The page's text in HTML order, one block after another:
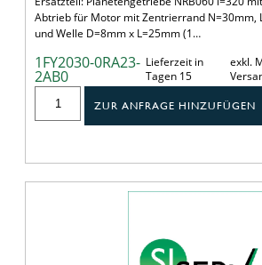
Abtrieb für Motor mit Zentrierrand N=30mm,
und Welle D=8mm x L=25mm (1…
1FY2030-0RA23-
2AB0
Lieferzeit in
Tagen 15
exkl.
ZUR ANFRAGE HINZUFÜGEN